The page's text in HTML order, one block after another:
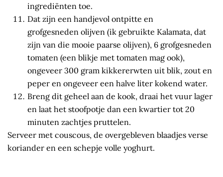
ingrediënten toe.
Dat zijn een handjevol ontpitte en
grofgesneden olijven (ik gebruikte Kalamata, dat
zijn van die mooie paarse olijven), 6 grofgesneden
tomaten (een blikje met tomaten mag ook),
ongeveer 300 gram kikkererwten uit blik, zout en
peper en ongeveer een halve liter kokend water.
Breng dit geheel aan de kook, draai het vuur lager
en laat het stoofpotje dan een kwartier tot 20
minuten zachtjes pruttelen.
Serveer met couscous, de overgebleven blaadjes verse
koriander en een schepje volle yoghurt.